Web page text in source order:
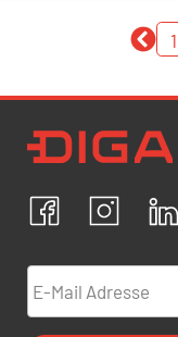
1
Facebook
Ich bestätige, dass
E-Mail Adresse